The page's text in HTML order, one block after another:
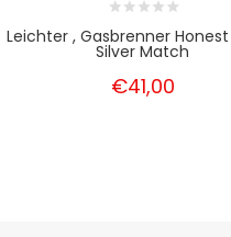
Leichter , Gasbrenner Honest
Silver Match
€41,00